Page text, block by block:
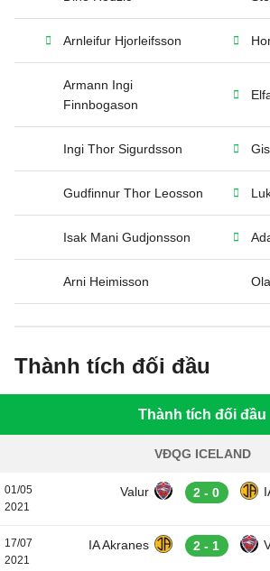
Arnleifur Hjorleifsson
Armann Ingi
Finnbogason
Ingi Thor Sigurdsson
Gudfinnur Thor Leosson
Isak Mani Gudjonsson
Arni Heimisson
Thành tích đối đầu
Thành tích đối đầu
VĐQG ICELAND
01/05
2021
Valur 2 - 0
17/07
2021
IA Akranes 2 - 1